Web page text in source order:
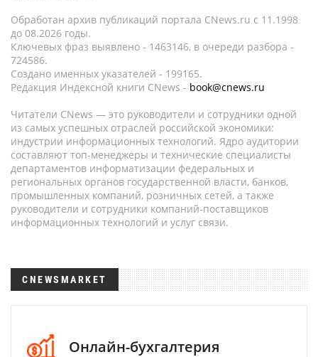
Обработан архив публикаций портала CNews.ru c 11.1998
до 08.2026 годы.
Ключевых фраз выявлено - 1463146, в очереди разбора -
724586.
Создано именных указателей - 199165.
Редакция Индексной книги CNews - book@cnews.ru
Читатели CNews — это руководители и сотрудники одной
из самых успешных отраслей российской экономики:
индустрии информационных технологий. Ядро аудитории
составляют топ-менеджеры и технические специалисты
департаментов информатизации федеральных и
региональных органов государственной власти, банков,
промышленных компаний, розничных сетей, а также
руководители и сотрудники компаний-поставщиков
информационных технологий и услуг связи.
CNEWSMARKET
Онлайн-бухгалтерия